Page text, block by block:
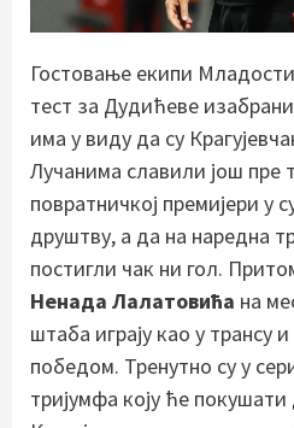
Гостовање екипи
тест за Дудићеве
има у виду да су
Лучанима славили још пре
повратничкој премијери у
друштву, а да на наредна
постигли чак ни гол.
Ненада Лалатовића на
штаба играју као у трансу
победом. Тренутно су у
тријумфа коју ће